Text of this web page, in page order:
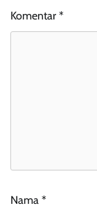
Komentar *
Nama *